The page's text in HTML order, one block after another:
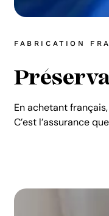
FABRICATION
En achetant
C’est l’assurance que